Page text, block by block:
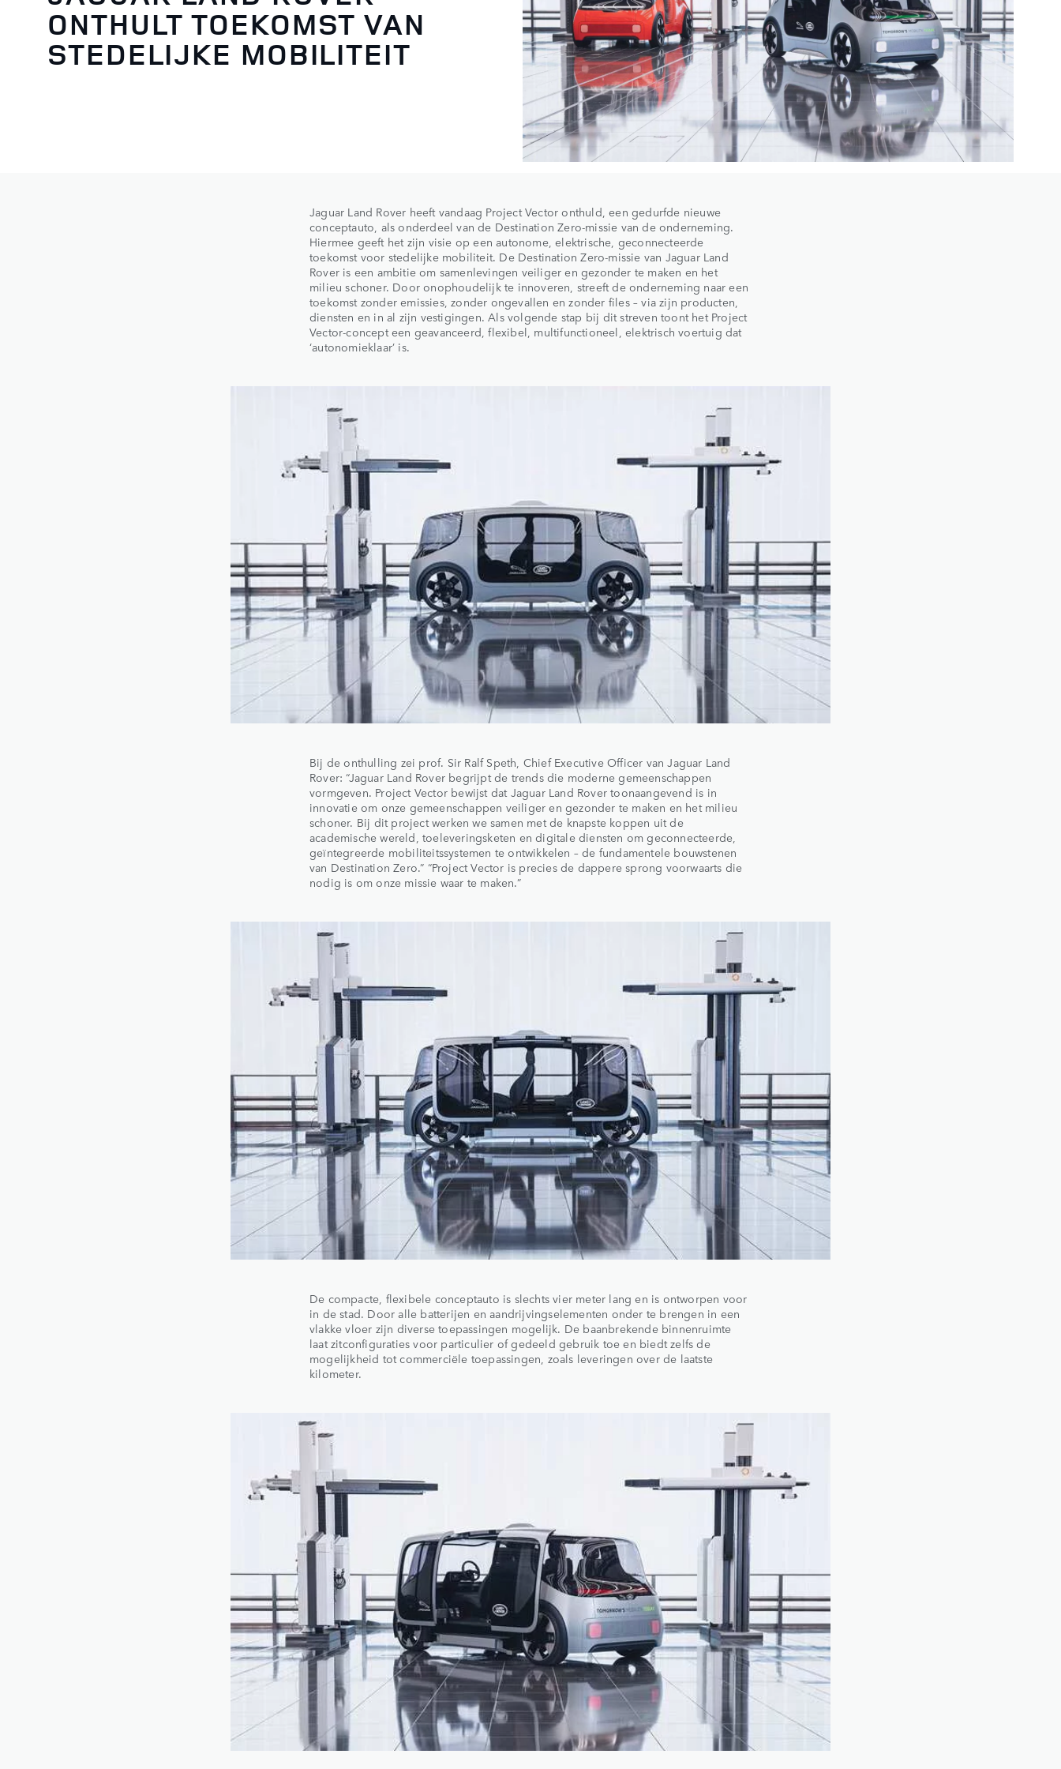
ONTHULT TOEKOMST VAN
STEDELIJKE MOBILITEIT
Jaguar Land Rover heeft vandaag Project Vector onthuld, een gedurfde nieuwe
conceptauto, als onderdeel van de Destination Zero-missie van de onderneming.
Hiermee geeft het zijn visie op een autonome, elektrische, geconnecteerde
toekomst voor stedelijke mobiliteit. De Destination Zero-missie van Jaguar Land
Rover is een ambitie om samenlevingen veiliger en gezonder te maken en het
milieu schoner. Door onophoudelijk te innoveren, streeft de onderneming naar een
toekomst zonder emissies, zonder ongevallen en zonder files – via zijn producten,
diensten en in al zijn vestigingen. Als volgende stap bij dit streven toont het Project
Vector-concept een geavanceerd, flexibel, multifunctioneel, elektrisch voertuig dat
‘autonomieklaar’ is.
Bij de onthulling zei prof. Sir Ralf Speth, Chief Executive Officer van Jaguar Land
Rover: “Jaguar Land Rover begrijpt de trends die moderne gemeenschappen
vormgeven. Project Vector bewijst dat Jaguar Land Rover toonaangevend is in
innovatie om onze gemeenschappen veiliger en gezonder te maken en het milieu
schoner. Bij dit project werken we samen met de knapste koppen uit de
academische wereld, toeleveringsketen en digitale diensten om geconnecteerde,
geïntegreerde mobiliteitssystemen te ontwikkelen – de fundamentele bouwstenen
van Destination Zero.” “Project Vector is precies de dappere sprong voorwaarts die
nodig is om onze missie waar te maken.”
De compacte, flexibele conceptauto is slechts vier meter lang en is ontworpen voor
in de stad. Door alle batterijen en aandrijvingselementen onder te brengen in een
vlakke vloer zijn diverse toepassingen mogelijk. De baanbrekende binnenruimte
laat zitconfiguraties voor particulier of gedeeld gebruik toe en biedt zelfs de
mogelijkheid tot commerciële toepassingen, zoals leveringen over de laatste
kilometer.